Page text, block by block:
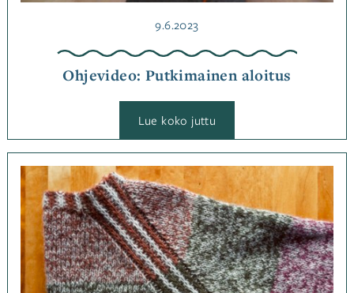
Ohjevideo: Putkimainen aloitus
Julkaistu
9.6.2023
Lue koko juttu
Putkimainen
aloitus
Kategoriassa
Neulominen,
Ohjeet